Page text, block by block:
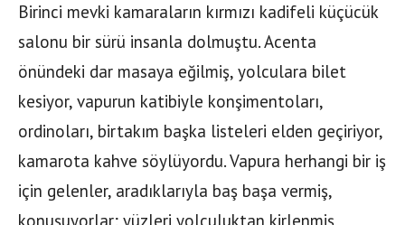
Birinci mevki kamaraların kırmızı kadifeli küçücük
salonu bir sürü insanla dolmuştu. Acenta
önündeki dar masaya eğilmiş, yolculara bilet
kesiyor, vapurun katibiyle konşimentoları,
ordinoları, birtakım başka listeleri elden geçiriyor,
kamarota kahve söylüyordu. Vapura herhangi bir iş
için gelenler, aradıklarıyla baş başa vermiş,